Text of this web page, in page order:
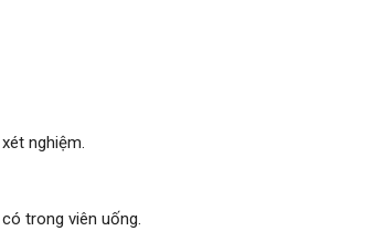
nghiệm.
trong viên uống.